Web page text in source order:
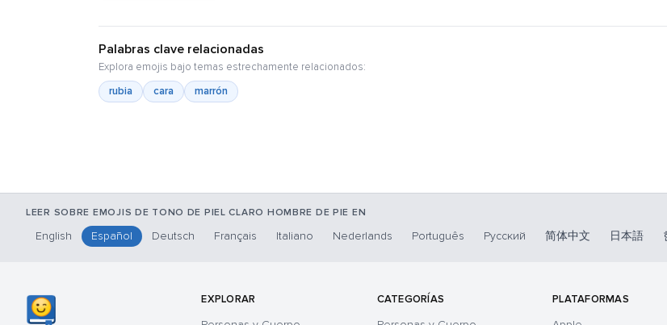
Palabras clave relacionadas
Explora emojis bajo temas estrechamente relacionados:
rubia
cara marrón
LEER SOBRE EMOJIS DE TONO DE PIEL CLARO HOMBRE DE PIE EN
English Español Deutsch Français Italiano Nederlands Português Русский 简体中文 日本語
EXPLORAR CATEGORÍAS PLATAFORMAS